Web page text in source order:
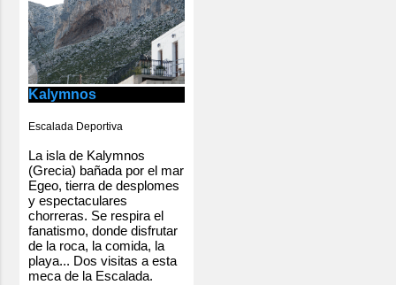
Kalymnos
Escalada Deportiva
La isla de Kalymnos
(Grecia) bañada por el mar
Egeo, tierra de desplomes
y espectaculares
chorreras. Se respira el
fanatismo, donde disfrutar
de la roca, la comida, la
playa... Dos visitas a esta
meca de la Escalada.